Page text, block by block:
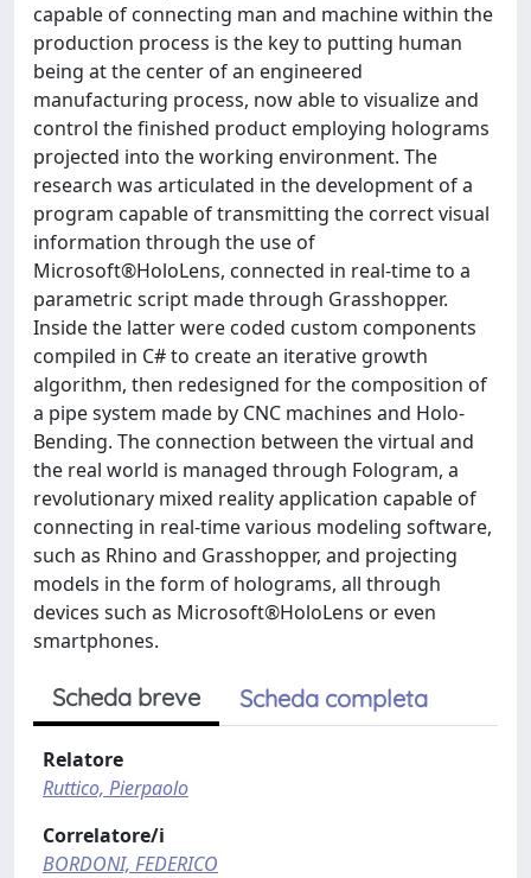
capable of connecting man and machine within the
production process is the key to putting human
being at the center of an engineered
manufacturing process, now able to visualize and
control the finished product employing holograms
projected into the working environment. The
research was articulated in the development of a
program capable of transmitting the correct visual
information through the use of
Microsoft®HoloLens, connected in real-time to a
parametric script made through Grasshopper.
Inside the latter were coded custom components
compiled in C# to create an iterative growth
algorithm, then redesigned for the composition of
a pipe system made by CNC machines and Holo-
Bending. The connection between the virtual and
the real world is managed through Fologram, a
revolutionary mixed reality application capable of
connecting in real-time various modeling software,
such as Rhino and Grasshopper, and projecting
models in the form of holograms, all through
devices such as Microsoft®HoloLens or even
smartphones.
Scheda breve Scheda completa
Relatore
Ruttico, Pierpaolo
Correlatore/i
BORDONI, FEDERICO